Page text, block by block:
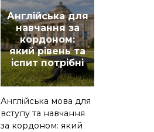
Англійська для
навчання за
кордоном:
який рівень та
іспит потрібні
Англійська мова для
вступу та навчання
за кордоном: який